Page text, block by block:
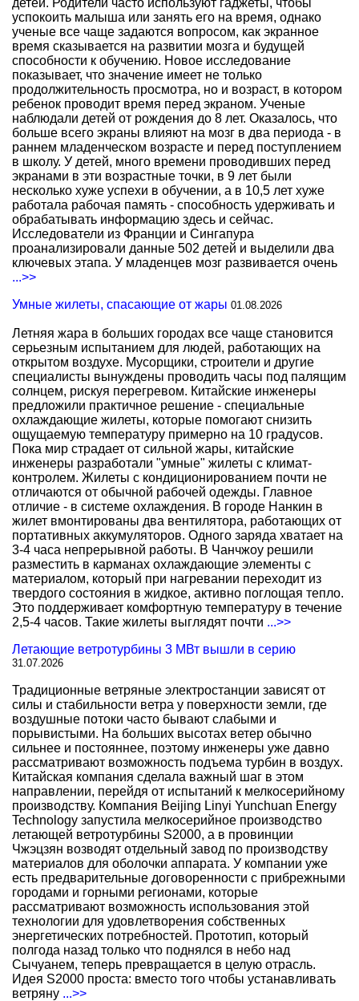
детей. Родители часто используют гаджеты, чтобы
успокоить малыша или занять его на время, однако
ученые все чаще задаются вопросом, как экранное
время сказывается на развитии мозга и будущей
способности к обучению. Новое исследование
показывает, что значение имеет не только
продолжительность просмотра, но и возраст, в котором
ребенок проводит время перед экраном. Ученые
наблюдали детей от рождения до 8 лет. Оказалось, что
больше всего экраны влияют на мозг в два периода - в
раннем младенческом возрасте и перед поступлением
в школу. У детей, много времени проводивших перед
экранами в эти возрастные точки, в 9 лет были
несколько хуже успехи в обучении, а в 10,5 лет хуже
работала рабочая память - способность удерживать и
обрабатывать информацию здесь и сейчас.
Исследователи из Франции и Сингапура
проанализировали данные 502 детей и выделили два
ключевых этапа. У младенцев мозг развивается очень
...>>
Умные жилеты, спасающие от жары 01.08.2026
Летняя жара в больших городах все чаще становится
серьезным испытанием для людей, работающих на
открытом воздухе. Мусорщики, строители и другие
специалисты вынуждены проводить часы под палящим
солнцем, рискуя перегревом. Китайские инженеры
предложили практичное решение - специальные
охлаждающие жилеты, которые помогают снизить
ощущаемую температуру примерно на 10 градусов.
Пока мир страдает от сильной жары, китайские
инженеры разработали "умные" жилеты с климат-
контролем. Жилеты с кондиционированием почти не
отличаются от обычной рабочей одежды. Главное
отличие - в системе охлаждения. В городе Нанкин в
жилет вмонтированы два вентилятора, работающих от
портативных аккумуляторов. Одного заряда хватает на
3-4 часа непрерывной работы. В Чанчжоу решили
разместить в карманах охлаждающие элементы с
материалом, который при нагревании переходит из
твердого состояния в жидкое, активно поглощая тепло.
Это поддерживает комфортную температуру в течение
2,5-4 часов. Такие жилеты выглядят почти ...>>
Летающие ветротурбины 3 МВт вышли в серию
31.07.2026
Традиционные ветряные электростанции зависят от
силы и стабильности ветра у поверхности земли, где
воздушные потоки часто бывают слабыми и
порывистыми. На больших высотах ветер обычно
сильнее и постояннее, поэтому инженеры уже давно
рассматривают возможность подъема турбин в воздух.
Китайская компания сделала важный шаг в этом
направлении, перейдя от испытаний к мелкосерийному
производству. Компания Beijing Linyi Yunchuan Energy
Technology запустила мелкосерийное производство
летающей ветротурбины S2000, а в провинции
Чжэцзян возводят отдельный завод по производству
материалов для оболочки аппарата. У компании уже
есть предварительные договоренности с прибрежными
городами и горными регионами, которые
рассматривают возможность использования этой
технологии для удовлетворения собственных
энергетических потребностей. Прототип, который
полгода назад только что поднялся в небо над
Сычуанем, теперь превращается в целую отрасль.
Идея S2000 проста: вместо того чтобы устанавливать
ветряну ...>>